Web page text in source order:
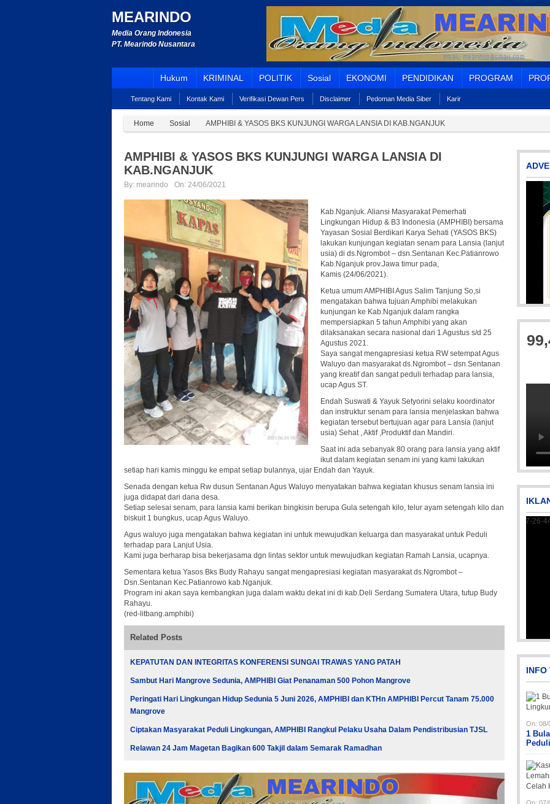
MEARINDO
Media Orang Indonesia
PT. Mearindo Nusantara
Hukum KRIMINAL POLITIK Sosial EKONOMI PENDIDIKAN PROGRAM
Tentang Kami Kontak Kami Verifikasi Dewan Pers Disclaimer Pedoman Media Siber Karir
Home Sosial AMPHIBI & YASOS BKS KUNJUNGI WARGA LANSIA DI KAB.NGANJUK
AMPHIBI & YASOS BKS KUNJUNGI WARGA LANSIA DI
KAB.NGANJUK
By: mearindo On: 24/06/2021
Kab.Nganjuk. Aliansi Masyarakat Pemerhati
Lingkungan Hidup & B3 Indonesia (AMPHIBI) bersama
Yayasan Sosial Berdikari Karya Sehati (YASOS BKS)
lakukan kunjungan kegiatan senam para Lansia (lanjut
usia) di ds.Ngrombot – dsn.Sentanan Kec.Patianrowo
Kab.Nganjuk prov.Jawa timur pada,
Kamis (24/06/2021).
Ketua umum AMPHIBI Agus Salim Tanjung So,si
mengatakan bahwa tujuan Amphibi melakukan
kunjungan ke Kab.Nganjuk dalam rangka
mempersiapkan 5 tahun Amphibi yang akan
dilaksanakan secara nasional dari 1 Agustus s/d 25
Agustus 2021.
Saya sangat mengapresiasi ketua RW setempat Agus
Waluyo dan masyarakat ds.Ngrombot – dsn.Sentanan
yang kreatif dan sangat peduli terhadap para lansia,
ucap Agus ST.
Endah Suswati & Yayuk Setyorini selaku koordinator
dan instruktur senam para lansia menjelaskan bahwa
kegiatan tersebut bertujuan agar para Lansia (lanjut
usia) Sehat , Aktif ,Produktif dan Mandiri.
Saat ini ada sebanyak 80 orang para lansia yang aktif
ikut dalam kegiatan senam ini yang kami lakukan
setiap hari kamis minggu ke empat setiap bulannya, ujar Endah dan Yayuk.
Senada dengan ketua Rw dusun Sentanan Agus Waluyo menyatakan bahwa kegiatan khusus senam lansia ini
juga didapat dari dana desa.
Setiap selesai senam, para lansia kami berikan bingkisin berupa Gula setengah kilo, telur ayam setengah kilo dan
biskuit 1 bungkus, ucap Agus Waluyo.
Agus waluyo juga mengatakan bahwa kegiatan ini untuk mewujudkan keluarga dan masyarakat untuk Peduli
terhadap para Lanjut Usia.
Kami juga berharap bisa bekerjasama dgn lintas sektor untuk mewujudkan kegiatan Ramah Lansia, ucapnya.
Sementara ketua Yasos Bks Budy Rahayu sangat mengapresiasi kegiatan masyarakat ds.Ngrombot –
Dsn.Sentanan Kec.Patianrowo kab.Nganjuk.
Program ini akan saya kembangkan juga dalam waktu dekat ini di kab.Deli Serdang Sumatera Utara, tutup Budy
Rahayu.
(red-litbang.amphibi)
Related Posts
KEPATUTAN DAN INTEGRITAS KONFERENSI SUNGAI TRAWAS YANG PATAH
Sambut Hari Mangrove Sedunia, AMPHIBI Giat Penanaman 500 Pohon Mangrove
Peringati Hari Lingkungan Hidup Sedunia 5 Juni 2026, AMPHIBI dan KTHn AMPHIBI Percut Tanam 75.000
Mangrove
Ciptakan Masyarakat Peduli Lingkungan, AMPHIBI Rangkul Pelaku Usaha Dalam Pendistribusian TJSL
Relawan 24 Jam Magetan Bagikan 600 Takjil dalam Semarak Ramadhan
IMG-20250501-
Picsart_23-04-12_11-55-35-604
Picsart_23-04-02_13-27-26-448
INFO
On: 08/
1